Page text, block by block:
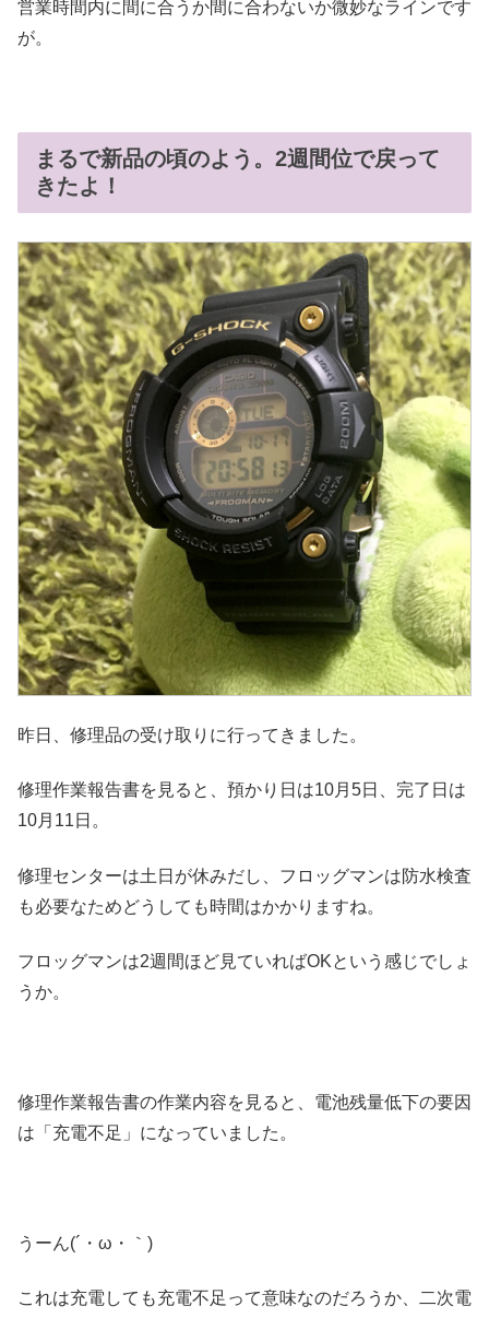
営業時間内に間に合うか間に合わないか微妙なラインです
が。
まるで新品の頃のよう。2週間位で戻って
きたよ！
昨日、修理品の受け取りに行ってきました。
修理作業報告書を見ると、預かり日は10月5日、完了日は
10月11日。
修理センターは土日が休みだし、フロッグマンは防水検査
も必要なためどうしても時間はかかりますね。
フロッグマンは2週間ほど見ていればOKという感じでしょ
うか。
修理作業報告書の作業内容を見ると、電池残量低下の要因
は「充電不足」になっていました。
うーん(´・ω・｀)
これは充電しても充電不足って意味なのだろうか、二次電